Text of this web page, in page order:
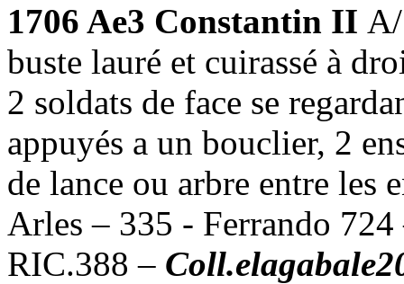
1706 Ae3 Constantin II
buste lauré et cuirassé à
2 soldats de face se
appuyés a un bouclier, 2
de lance ou arbre entre les
Arles – 335 - Ferrando
RIC.388 –